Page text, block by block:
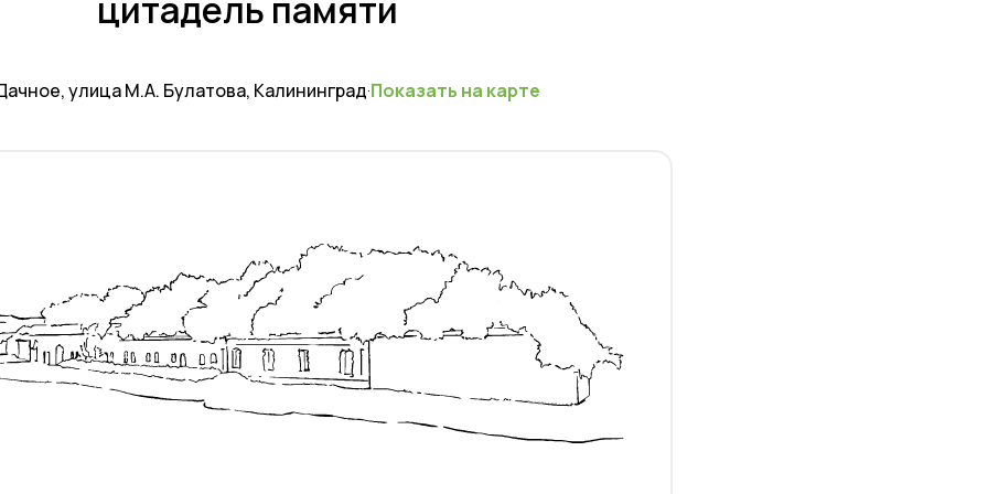
цитадель памяти
улица М.А. Булатова, Калининград·Показать на карте